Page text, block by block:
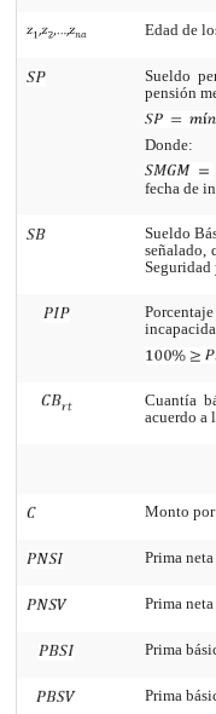
Edad de
Sueldo
pensión
Donde:
fecha de
Sueldo
señalado,
Seguridad
Cuantía
acuerdo a
Monto por
Prima
Prima
Prima
Prima